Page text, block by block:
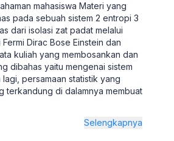
mahasiswa Materi yang
pada sebuah sistem 2 entropi 3
dari isolasi zat padat melalui
Dirac Bose Einstein dan
kuliah yang membosankan dan
dibahas yaitu mengenai sistem
persamaan statistik yang
terkandung di dalamnya membuat
Selengkapnya